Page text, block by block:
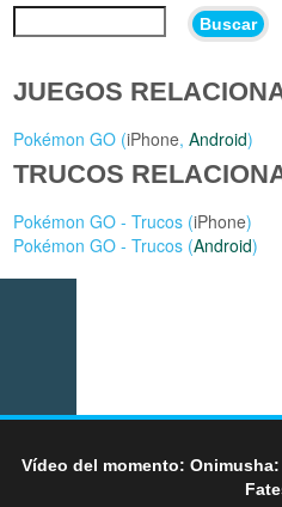
Buscar
JUEGOS
Pokémon GO (iPhone,Android)
TRUCOS
Pokémon GO - Trucos (iPhone)
Pokémon GO - Trucos (Android)
Vídeo del momento: